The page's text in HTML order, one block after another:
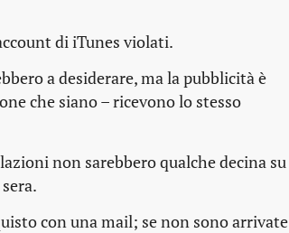
di iTunes violati.
a desiderare, ma la pubblicità è
che siano – ricevono lo stesso
non sarebbero qualche decina su
con una mail; se non sono arrivate